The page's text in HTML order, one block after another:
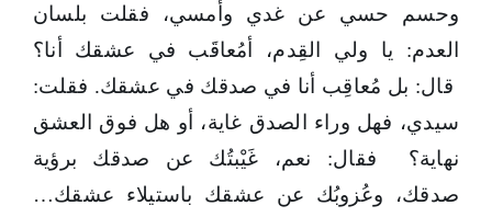
وحسم حسي عن غدي وأمسي، فقلت بلسان
العدم: يا ولي القِدم، أمُعاقَب في عشقك أنا؟
قال: بل مُعاقِب أنا في صدقك في عشقك. فقلت:
سيدي، فهل وراء الصدق غاية، أو هل فوق العشق
نهاية؟ فقال: نعم، غَيْبتُك عن صدقك برؤية
صدقك، وعُزوبُك عن عشقك باستيلاء عشقك…